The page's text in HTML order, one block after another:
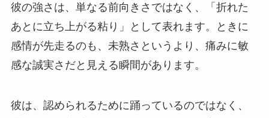
彼の強さは、単なる前向きさではなく、「折れた
あとに立ち上がる粘り」として表れます。ときに
感情が先走るのも、未熟さというより、痛みに敏
感な誠実さだと見える瞬間があります。
彼は、認められるために踊っているのではなく、